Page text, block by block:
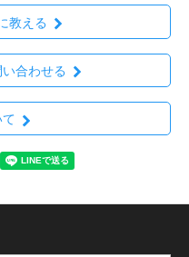
教える
合わせる